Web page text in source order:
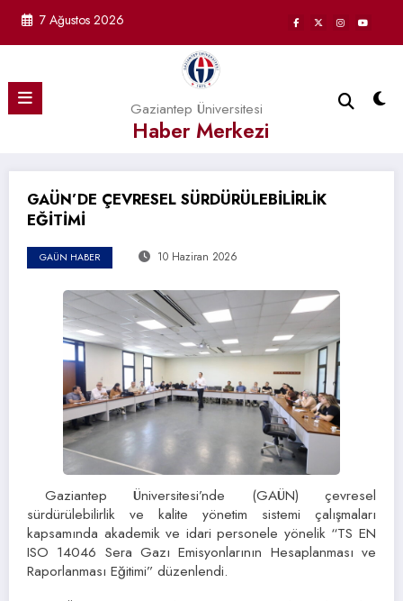
7 Ağustos 2026
Gaziantep Üniversitesi
Haber Merkezi
GAÜN’DE ÇEVRESEL SÜRDÜRÜLEBİLİRLİK
EĞİTİMİ
GAÜN HABER 10 Haziran 2026
Gaziantep Üniversitesi’nde (GAÜN) çevresel
sürdürülebilirlik ve kalite yönetim sistemi çalışmaları
kapsamında akademik ve idari personele yönelik “TS EN
ISO 14046 Sera Gazı Emisyonlarının Hesaplanması ve
Raporlanması Eğitimi” düzenlendi.